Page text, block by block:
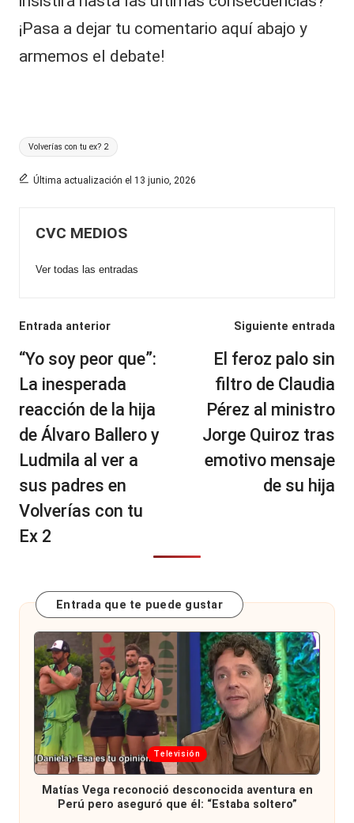
¡Pasa a dejar tu comentario aquí abajo y
armemos el debate!
Etiquetas:
Volverías con tu ex? 2
Última actualización el 13 junio, 2026
CVC MEDIOS
Ver todas las entradas
Navegación
de
entradas
Entrada anterior
“Yo soy peor que”:
La inesperada
reacción de la hija
de Álvaro Ballero y
Ludmila al ver a
sus padres en
Volverías con tu
Ex 2
Siguiente entrada
El feroz palo sin
filtro de Claudia
Pérez al ministro
Jorge Quiroz tras
emotivo mensaje
de su hija
Entrada que te puede gustar
Publicada
en
Televisión
Matías Vega reconoció desconocida aventura en
Perú pero aseguró que él: “Estaba soltero”